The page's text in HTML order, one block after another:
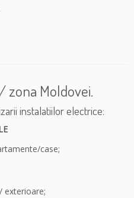
zona Moldovei.
instalatiilor electrice:
case;
exterioare;